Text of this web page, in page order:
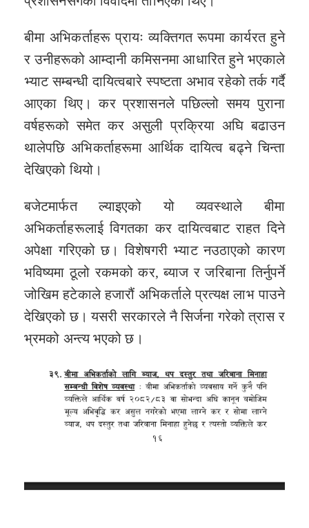
बीमा अभिकर्ताहरू प्रायः व्यक्तिगत रूपमा कार्यरत हुने
र उनीहरूको आम्दानी कमिसनमा आधारित हुने भएकाले
भ्याट सम्बन्धी दायित्वबारे स्पष्टता अभाव रहेको तर्क गर्दै
आएका थिए। कर प्रशासनले पछिल्लो समय पुराना
वर्षहरूको समेत कर असुली प्रक्रिया अघि बढाउन
थालेपछि अभिकर्ताहरूमा आर्थिक दायित्व बढ्ने चिन्ता
देखिएको थियो।
बजेटमार्फत ल्याइएको यो व्यवस्थाले बीमा
अभिकर्ताहरूलाई विगतका कर दायित्वबाट राहत दिने
अपेक्षा गरिएको छ। विशेषगरी भ्याट नउठाएको कारण
भविष्यमा ठूलो रकमको कर, ब्याज र जरिबाना तिर्नुपर्ने
जोखिम हटेकाले हजारौं अभिकर्ताले प्रत्यक्ष लाभ पाउने
देखिएको छ। यसरी सरकारले नै सिर्जना गरेको त्रास र
भ्रमको अन्त्य भएको छ।